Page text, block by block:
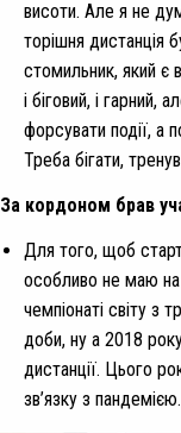
висоти. Але я не
торішня дистанція
стомильник, який є
і біговий, і
форсувати події, а
Треба бігати,
За кордоном брав
Для того, щоб
особливо не маю на
чемпіонаті світу з
доби, ну а 2018
дистанції. Цього
зв’язку з пандемією.